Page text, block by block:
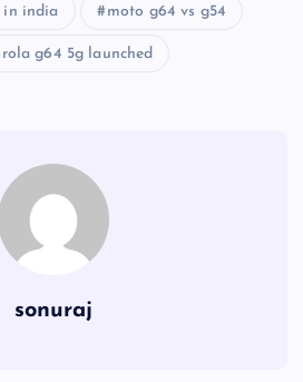
in india moto g64 vs g54
g64 5g launched
sonuraj